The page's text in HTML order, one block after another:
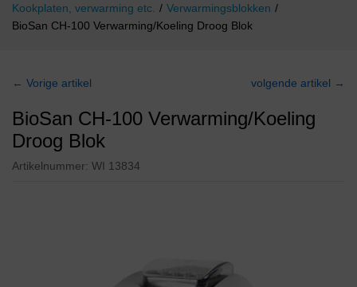
Kookplaten, verwarming etc. / Verwarmingsblokken /
BioSan CH-100 Verwarming/Koeling Droog Blok
← Vorige artikel volgende artikel →
BioSan CH-100 Verwarming/Koeling
Droog Blok
Artikelnummer: WI 13834